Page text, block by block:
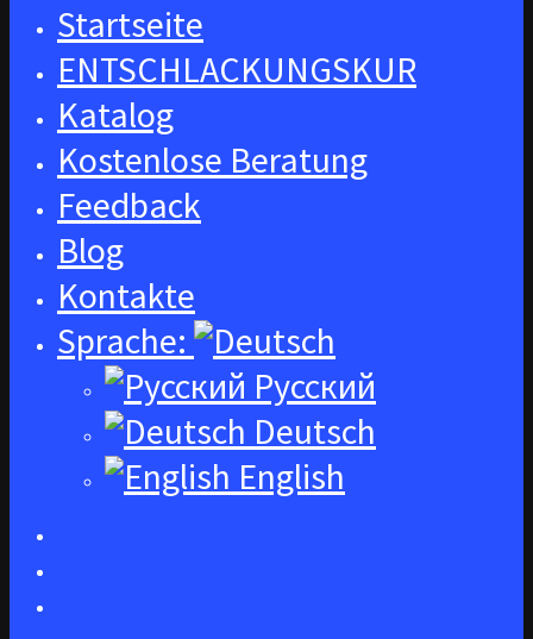
Startseite
ENTSCHLACKUNGSKUR
Katalog
Kostenlose Beratung
Feedback
Blog
Kontakte
Sprache:
Русский
Deutsch
English